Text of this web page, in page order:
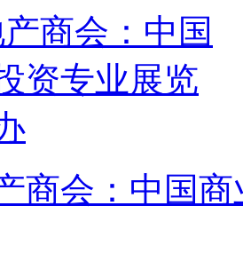
商会：中国